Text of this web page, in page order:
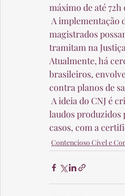
máximo de até
magistrados
tramitam na
Atualmente, há
brasileiros,
contra planos de
laudos produzidos
casos, com a
Contencioso Cível e